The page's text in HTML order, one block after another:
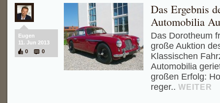
Eugen
11. Jun 2013
0
0
Das Ergebnis
Automobilia
Das Dorotheum
große Auktion
Klassischen
Automobilia
großen Erfolg:
reger.. WEITER